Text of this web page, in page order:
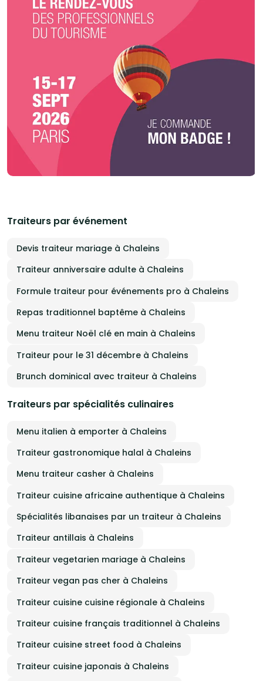
Traiteurs par événement
Devis traiteur mariage à Chaleins
Traiteur anniversaire adulte à Chaleins
Formule traiteur pour événements pro à Chaleins
Repas traditionnel baptême à Chaleins
Menu traiteur Noël clé en main à Chaleins
Traiteur pour le 31 décembre à Chaleins
Brunch dominical avec traiteur à Chaleins
Traiteurs par spécialités culinaires
Menu italien à emporter à Chaleins
Traiteur gastronomique halal à Chaleins
Menu traiteur casher à Chaleins
Traiteur cuisine africaine authentique à Chaleins
Spécialités libanaises par un traiteur à Chaleins
Traiteur antillais à Chaleins
Traiteur vegetarien mariage à Chaleins
Traiteur vegan pas cher à Chaleins
Traiteur cuisine cuisine régionale à Chaleins
Traiteur cuisine français traditionnel à Chaleins
Traiteur cuisine street food à Chaleins
Traiteur cuisine japonais à Chaleins